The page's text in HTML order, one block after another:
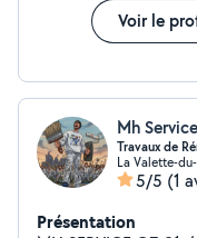
Voir le
Mh
Travaux de
La Valette-
5/5 (1
Présentation